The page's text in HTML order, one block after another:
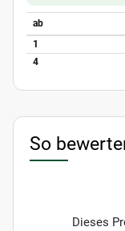
ab
1
4
So
Dieses